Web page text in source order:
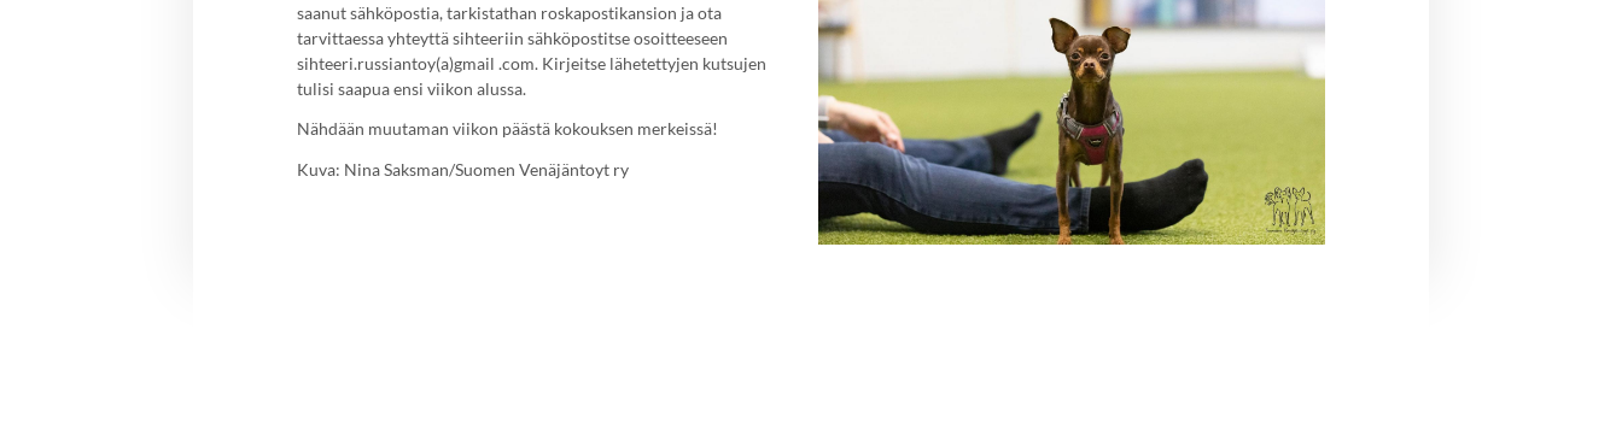
saanut sähköpostia, tarkistathan roskapostikansion ja ota
tarvittaessa yhteyttä sihteeriin sähköpostitse osoitteeseen
sihteeri.russiantoy(a)gmail .com. Kirjeitse lähetettyjen kutsujen
tulisi saapua ensi viikon alussa.
Nähdään muutaman viikon päästä kokouksen merkeissä!
Kuva: Nina Saksman/Suomen Venäjäntoyt ry